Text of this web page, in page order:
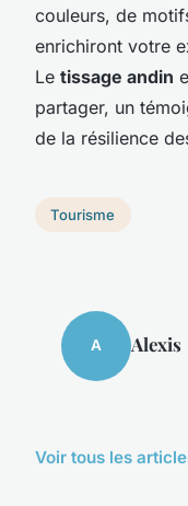
couleurs, de
enrichiront votre
Le tissage andin
partager, un
de la résilience
Tourisme
A Alexis
Voir tous les